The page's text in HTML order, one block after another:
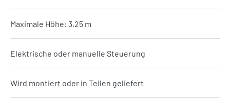
Maximale Höhe: 3,25 m
Elektrische oder manuelle Steuerung
Wird montiert oder in Teilen geliefert